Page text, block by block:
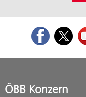
FacebookTwitter
ÖBB Konzern